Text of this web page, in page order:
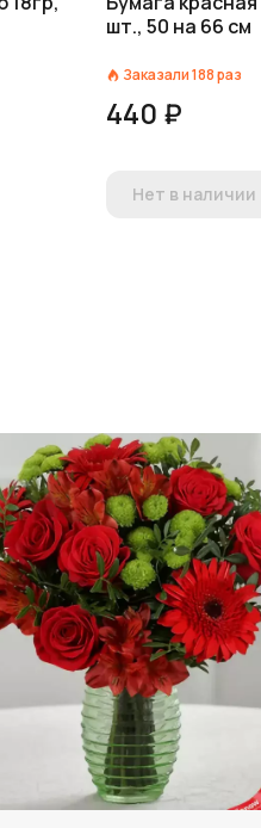
шт., 50 на 66 см
Заказали188раз
440 ₽
Нет в наличии